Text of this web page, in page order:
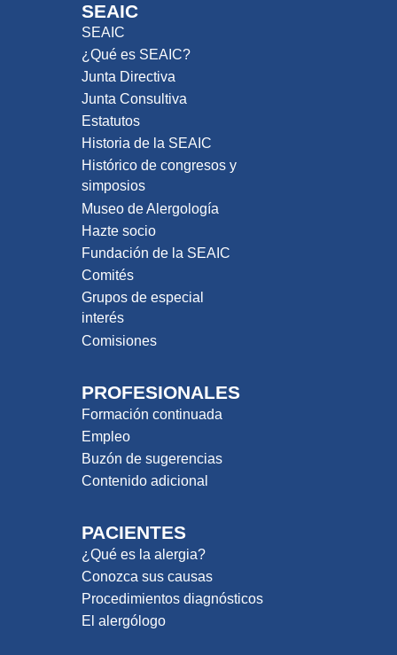
SEAIC
SEAIC
¿Qué es SEAIC?
Junta Directiva
Junta Consultiva
Estatutos
Historia de la SEAIC
Histórico de congresos y
simposios
Museo de Alergología
Hazte socio
Fundación de la SEAIC
Comités
Grupos de especial
interés
Comisiones
PROFESIONALES
Formación continuada
Empleo
Buzón de sugerencias
Contenido adicional
PACIENTES
¿Qué es la alergia?
Conozca sus causas
Procedimientos diagnósticos
El alergólogo